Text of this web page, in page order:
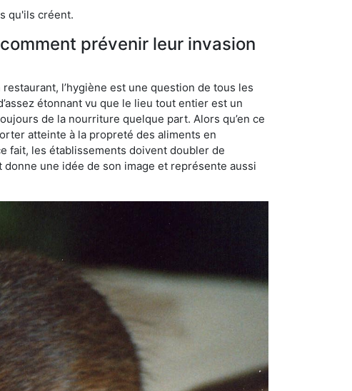
qu'ils créent.
prévenir leur invasion
l’hygiène est une question de tous les
étonnant vu que le lieu tout entier est un
de la nourriture quelque part. Alors qu’en ce
atteinte à la propreté des aliments en
fait, les établissements doivent doubler de
une idée de son image et représente aussi